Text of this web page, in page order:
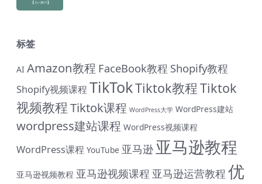
标签
AI Amazon教程 FaceBook教程 Shopify教程
Shopify视频课程TikTokTiktok教程Tiktok
视频教程Tiktok课程 WordPress大学 WordPress建站
wordpress建站课程 WordPress视频课程
WordPress课程 YouTube 亚马逊 亚马逊教程
亚马逊视频教程 亚马逊视频课程 亚马逊运营教程 优